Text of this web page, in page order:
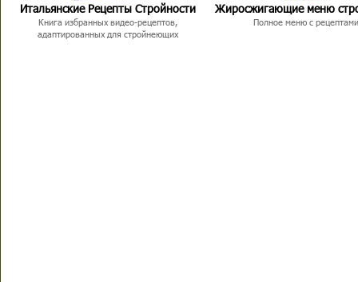
Итальянские Рецепты Стройности
Книга избранных видео-рецептов,
адаптированных для стройнеющих
Жиросжигающие меню
Полное меню с рецептами